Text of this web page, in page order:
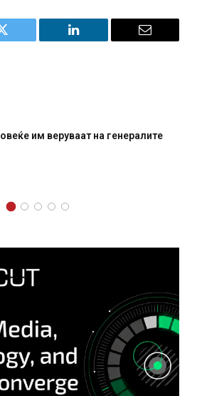
Twitter LinkedIn Email
Рачна бомба експлодира пред